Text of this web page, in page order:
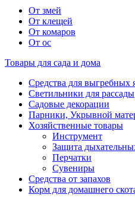
От змей
От клещей
От комаров
От ос
Товары для сада и дома
Средства для выгребных
Светильники для рассады
Садовые декорации
Парники, Укрывной
Хозяйственные товары
Инструмент
Защита
Перчатки
Сувениры
Средства от запахов
Корм для домашнего